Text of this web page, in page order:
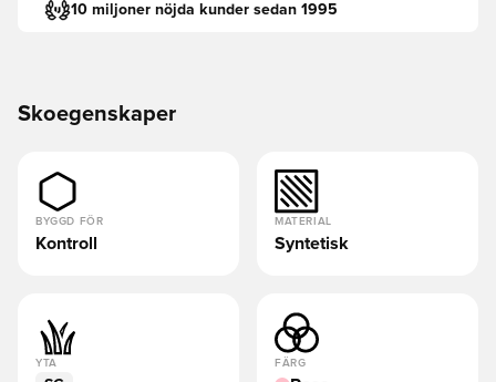
10 miljoner nöjda kunder sedan 1995
Skoegenskaper
BYGGD FÖR
Kontroll
MATERIAL
Syntetisk
YTA FÄRG